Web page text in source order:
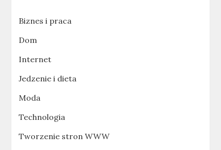
Biznes i praca
Dom
Internet
Jedzenie i dieta
Moda
Technologia
Tworzenie stron WWW